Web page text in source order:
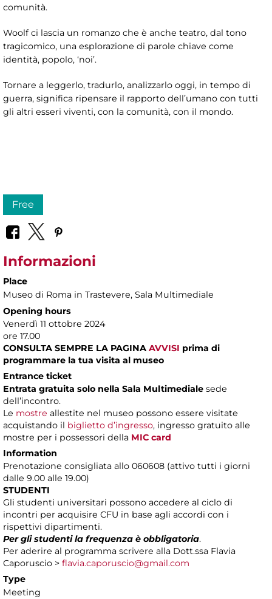
comunità.
Woolf ci lascia un romanzo che è anche teatro, dal tono
tragicomico, una esplorazione di parole chiave come
identità, popolo, ‘noi’.
Tornare a leggerlo, tradurlo, analizzarlo oggi, in tempo di
guerra, significa ripensare il rapporto dell’umano con tutti
gli altri esseri viventi, con la comunità, con il mondo.
Free
Informazioni
Place
Museo di Roma in Trastevere, Sala Multimediale
Opening hours
Venerdì 11 ottobre 2024
ore 17.00
CONSULTA SEMPRE LA PAGINA AVVISI prima di
programmare la tua visita al museo
Entrance ticket
Entrata gratuita solo nella Sala Multimediale sede
dell’incontro.
Le mostre allestite nel museo possono essere visitate
acquistando il biglietto d’ingresso, ingresso gratuito alle
mostre per i possessori della MIC card
Information
Prenotazione consigliata allo 060608 (attivo tutti i giorni
dalle 9.00 alle 19.00)
STUDENTI
Gli studenti universitari possono accedere al ciclo di
incontri per acquisire CFU in base agli accordi con i
rispettivi dipartimenti.
Per gli studenti la frequenza è obbligatoria.
Per aderire al programma scrivere alla Dott.ssa Flavia
Caporuscio > flavia.caporuscio@gmail.com
Type
Meeting